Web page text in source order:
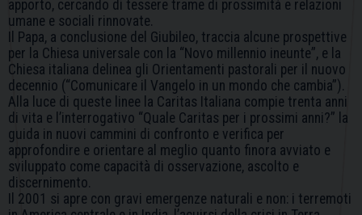
apporto, cercando di tessere trame di prossimità e relazioni
umane e sociali rinnovate.
Il Papa, a conclusione del Giubileo, traccia alcune prospettive
per la Chiesa universale con la “Novo millennio ineunte”, e la
Chiesa italiana delinea gli Orientamenti pastorali per il nuovo
decennio (“Comunicare il Vangelo in un mondo che cambia”).
Alla luce di queste linee la Caritas Italiana compie trenta anni
di vita e l’interrogativo “Quale Caritas per i prossimi anni?” la
guida in nuovi cammini di confronto e verifica per
approfondire e orientare al meglio quanto finora avviato e
sviluppato come capacità di osservazione, ascolto e
discernimento.
Il 2001 si apre con gravi emergenze naturali e non: i terremoti